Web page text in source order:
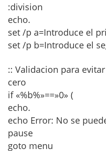
:division
echo.
set /p a=Introduce el
set /p b=Introduce el
:: Validacion para
cero
if «%b%»==»0» (
echo.
echo Error: No se
pause
goto menu